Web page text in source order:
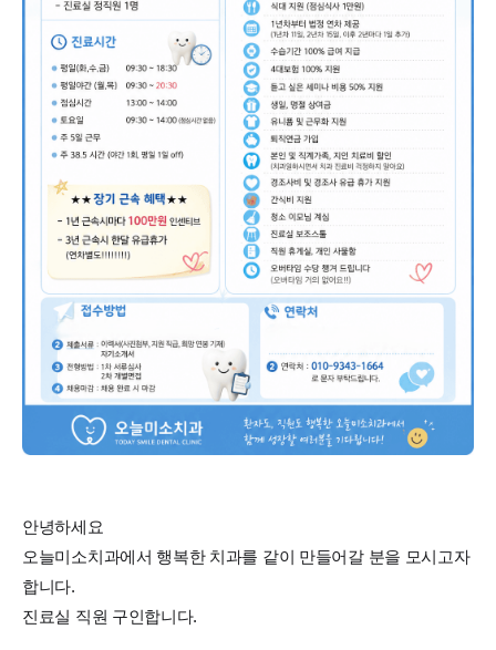
안녕하세요
오늘미소치과에서 행복한 치과를 같이 만들어갈 분을 모시고자
합니다.
진료실 직원 구인합니다.